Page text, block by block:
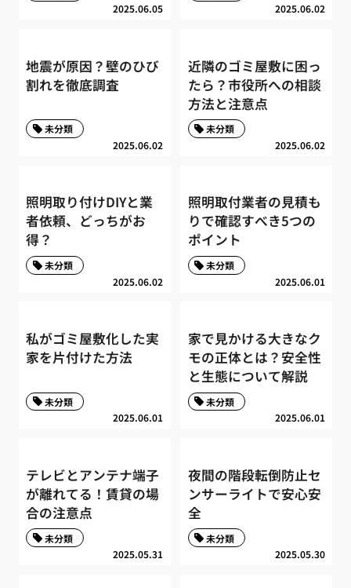
2025.06.05 2025.06.02
地震が原因？壁のひび
割れを徹底調査
2025.06.02
未分類
近隣のゴミ屋敷に困っ
たら？市役所への相談
方法と注意点
2025.06.02
未分類
照明取り付けDIYと業
者依頼、どっちがお
得？
2025.06.02
未分類
照明取付業者の見積も
りで確認すべき5つの
ポイント
2025.06.01
未分類
私がゴミ屋敷化した実
家を片付けた方法
2025.06.01
未分類
家で見かける大きなク
モの正体とは？安全性
と生態について解説
2025.06.01
未分類
テレビとアンテナ端子
が離れてる！賃貸の場
合の注意点
2025.05.31
未分類
夜間の階段転倒防止セ
ンサーライトで安心安
全
2025.05.30
未分類